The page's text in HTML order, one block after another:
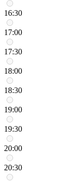
16:30
17:00
17:30
18:00
18:30
19:00
19:30
20:00
20:30